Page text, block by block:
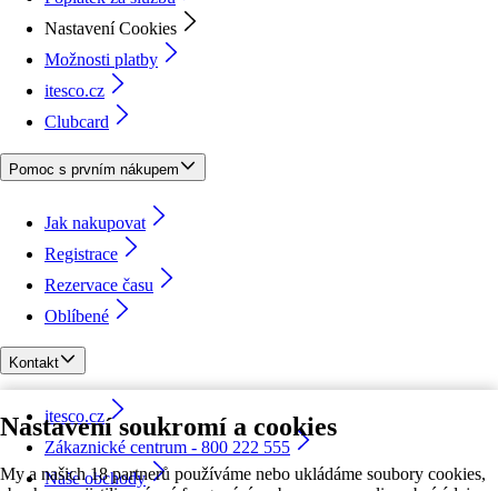
Nastavení soukromí a cookies
My a našich 18 partnerů používáme nebo ukládáme soubory cookies,
Nastavení Cookies
Možnosti platby
itesco.cz
Clubcard
Pomoc s prvním nákupem
Jak nakupovat
Registrace
Rezervace času
Oblíbené
Kontakt
itesco.cz
Zákaznické centrum - 800 222 555
Naše obchody